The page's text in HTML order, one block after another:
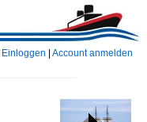
Einloggen Account anmelden